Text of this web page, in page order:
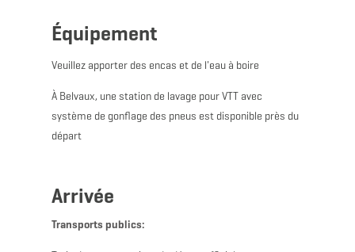
Équipement
Veuillez apporter des encas et de l'eau à boire
À Belvaux, une station de lavage pour VTT avec
système de gonflage des pneus est disponible près du
départ
Arrivée
Transports publics: